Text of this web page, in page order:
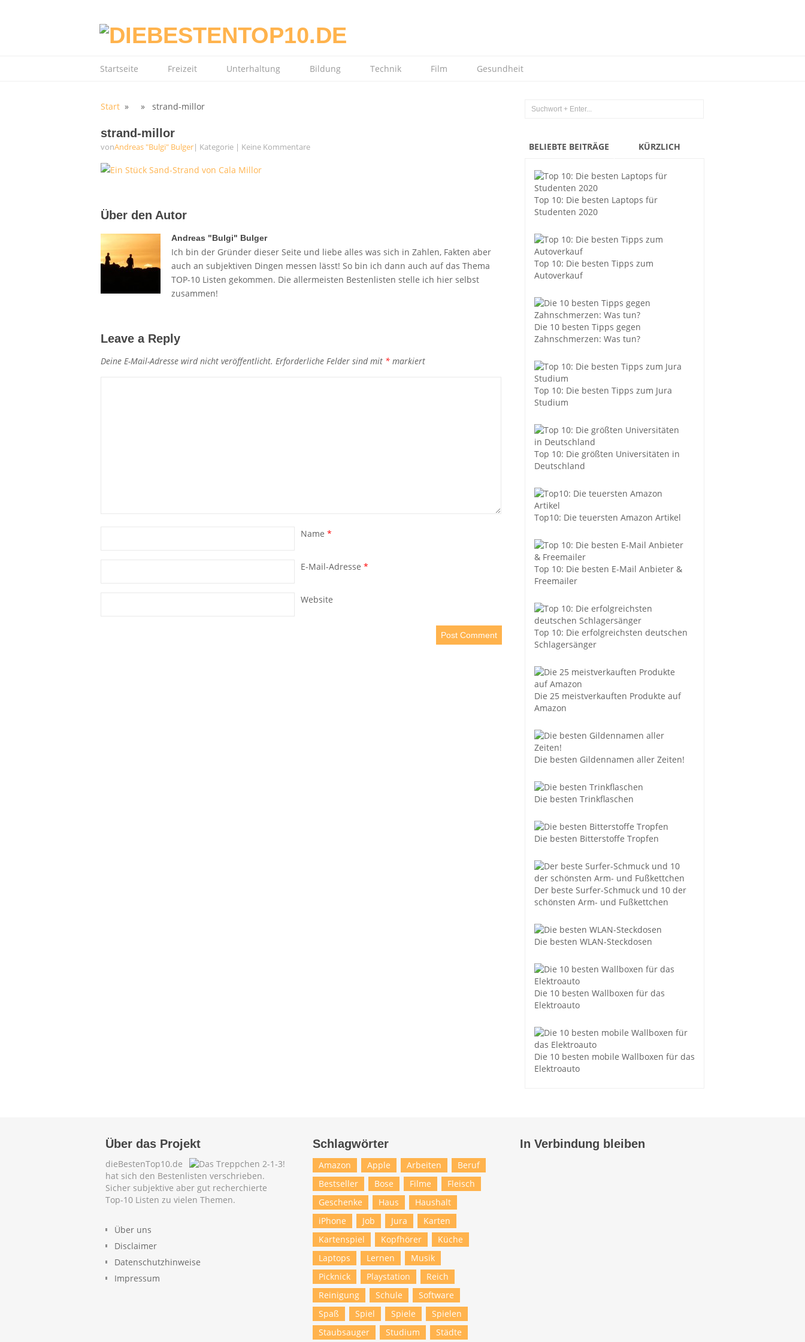
Startseite Freizeit Unterhaltung Bildung Technik Film Gesundheit
Start » » strand-millor
strand-millor
vonAndreas "Bulgi" Bulger| Kategorie | Keine Kommentare
Über den Autor
Andreas "Bulgi" Bulger
Ich bin der Gründer dieser Seite und liebe alles was sich in Zahlen, Fakten aber
auch an subjektiven Dingen messen lässt! So bin ich dann auch auf das Thema
TOP-10 Listen gekommen. Die allermeisten Bestenlisten stelle ich hier selbst
zusammen!
Leave a Reply
Deine E-Mail-Adresse wird nicht veröffentlicht. Erforderliche Felder sind mit * markiert
Name *
E-Mail-Adresse *
Website
BELIEBTE BEITRÄGE KÜRZLICH
Top 10: Die besten Laptops für
Studenten 2020
Top 10: Die besten Tipps zum
Autoverkauf
Die 10 besten Tipps gegen
Zahnschmerzen: Was tun?
Top 10: Die besten Tipps zum Jura
Studium
Top 10: Die größten Universitäten in
Deutschland
Top10: Die teuersten Amazon Artikel
Top 10: Die besten E-Mail Anbieter &
Freemailer
Top 10: Die erfolgreichsten deutschen
Schlagersänger
Die 25 meistverkauften Produkte auf
Amazon
Die besten Gildennamen aller Zeiten!
Die besten Trinkflaschen
Die besten Bitterstoffe Tropfen
Der beste Surfer-Schmuck und 10 der
schönsten Arm- und Fußkettchen
Die besten WLAN-Steckdosen
Die 10 besten Wallboxen für das
Elektroauto
Die 10 besten mobile Wallboxen für das
Elektroauto
Über das Projekt
dieBestenTop10.de
hat sich den Bestenlisten verschrieben.
Sicher subjektive aber gut recherchierte
Top-10 Listen zu vielen Themen.
Über uns
Disclaimer
Datenschutzhinweise
Impressum
Schlagwörter
Amazon Apple Arbeiten
Beruf
Bestseller
Bose Filme
Fleisch
Geschenke
Haus
Haushalt
iPhone
Job Jura
Karten
Kartenspiel
Kopfhörer
Küche
Laptops
Lernen
Musik
Picknick
Playstation
Reich
Reinigung
Schule
Software
Spaß
Spiel Spiele
Spielen
Staubsauger
Studium Städte
In Verbindung bleiben